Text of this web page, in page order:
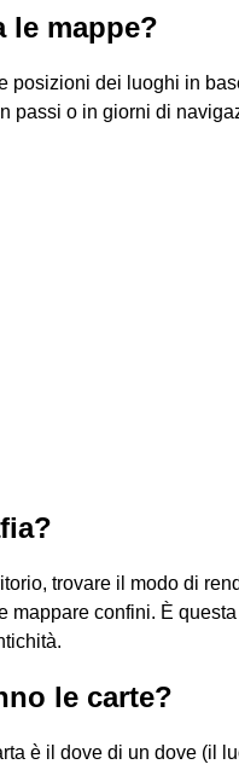
le mappe?
posizioni dei luoghi in
passi o in giorni di
trovare il modo di
mappare confini. È
le carte?
è il dove di un dove (il